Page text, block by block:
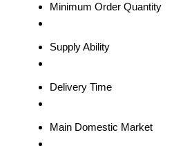
Minimum Order Quantity
Supply Ability
Delivery Time
Main Domestic Market